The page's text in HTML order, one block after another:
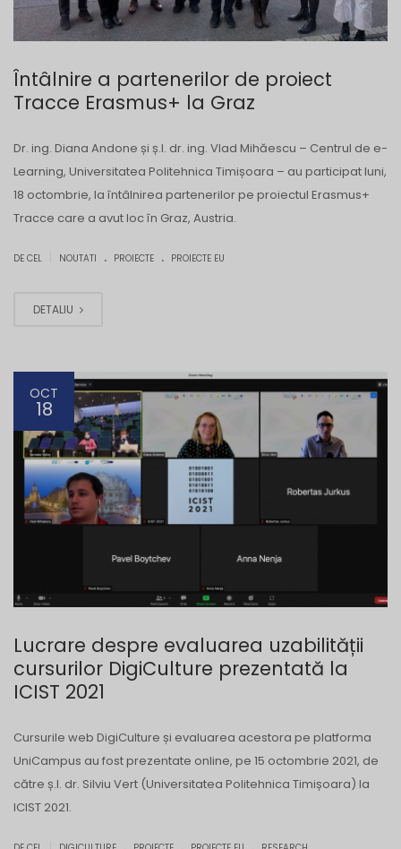
Întâlnire a partenerilor de proiect
Tracce Erasmus+ la Graz
Dr. ing. Diana Andone și ș.l. dr. ing. Vlad Mihăescu – Centrul de e-
Learning, Universitatea Politehnica Timișoara – au participat luni,
18 octombrie, la întâlnirea partenerilor pe proiectul Erasmus+
Tracce care a avut loc în Graz, Austria.
DE CEL NOUTATI . PROIECTE . PROIECTE EU
DETALIU
OCT
18
Lucrare despre evaluarea uzabilității
cursurilor DigiCulture prezentată la
ICIST 2021
Cursurile web DigiCulture și evaluarea acestora pe platforma
UniCampus au fost prezentate online, pe 15 octombrie 2021, de
către ș.l. dr. Silviu Vert (Universitatea Politehnica Timișoara) la
ICIST 2021.